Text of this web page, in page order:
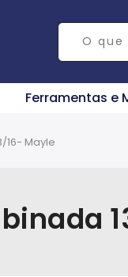
Ferramentas e
16- Mayle